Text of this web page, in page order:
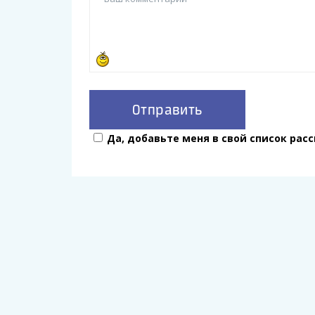
Да, добавьте меня в свой список